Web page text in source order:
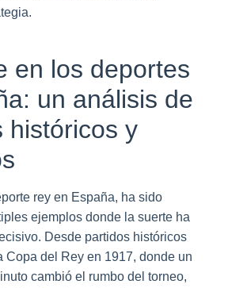
en los deportes
un análisis de
históricos y
rey en España, ha sido
ejemplos donde la suerte ha
Desde partidos históricos
Copa del Rey en 1917, donde un
cambió el rumbo del torneo,